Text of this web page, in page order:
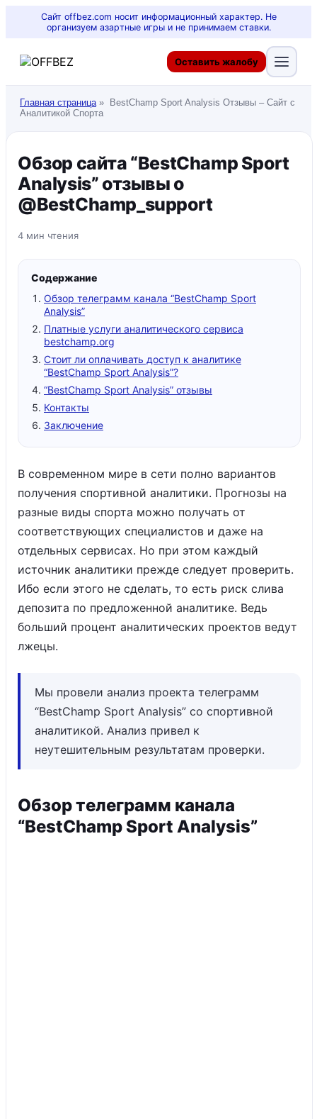
Сайт offbez.com носит информационный характер. Не
организуем азартные игры и не принимаем ставки.
Оставить жалобу
Главная страница»
BestChamp Sport Analysis Отзывы – Сайт с
Аналитикой Спорта
Обзор сайта “BestChamp Sport
Analysis” отзывы о
@BestChamp_support
4 мин чтения
Содержание
Обзор телеграмм канала “BestChamp Sport
Analysis”
Платные услуги аналитического сервиса
bestchamp.org
Стоит ли оплачивать доступ к аналитике
“BestChamp Sport Analysis”?
“BestChamp Sport Analysis” отзывы
Контакты
Заключение
В современном мире в сети полно вариантов
получения спортивной аналитики. Прогнозы на
разные виды спорта можно получать от
соответствующих специалистов и даже на
отдельных сервисах. Но при этом каждый
источник аналитики прежде следует проверить.
Ибо если этого не сделать, то есть риск слива
депозита по предложенной аналитике. Ведь
больший процент аналитических проектов ведут
лжецы.
Мы провели анализ проекта телеграмм
“BestChamp Sport Analysis” со спортивной
аналитикой. Анализ привел к
неутешительным результатам проверки.
Обзор телеграмм канала
“BestChamp Sport Analysis”